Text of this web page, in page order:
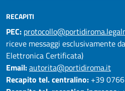
RECAPITI
PEC:
riceve messaggi esclusivamente
Elettronica Certificata)
Email:autorita@portidiroma.it
Recapito tel. centralino: +39